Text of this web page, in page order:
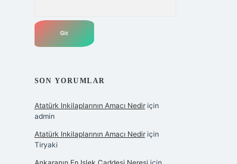
SON YORUMLAR
Atatürk Inkilaplarının Amacı Nediriçin
admin
Atatürk Inkilaplarının Amacı Nediriçin
Tiryaki